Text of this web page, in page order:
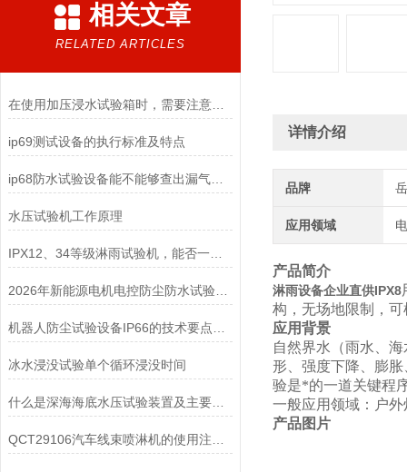
相关文章
RELATED ARTICLES
在使用加压浸水试验箱时，需要注意以下几点
ip69测试设备的执行标准及特点
ip68防水试验设备能不能够查出漏气点？
水压试验机工作原理
IPX12、34等级淋雨试验机，能否一台机器实现
2026年新能源电机电控防尘防水试验设备厂家品牌产品特色+用途类型
冰水浸没试验单个循环浸没时间
什么是深海海底水压试验装置及主要组成
详情介绍
品牌
应用领域
产品简介
淋雨设备企业直供IPX8
构，无场地限制，
应用背景
自然界水（雨水、
形、强度下降、膨
验是*的一道关键程
一般应用领域：户
产品图片